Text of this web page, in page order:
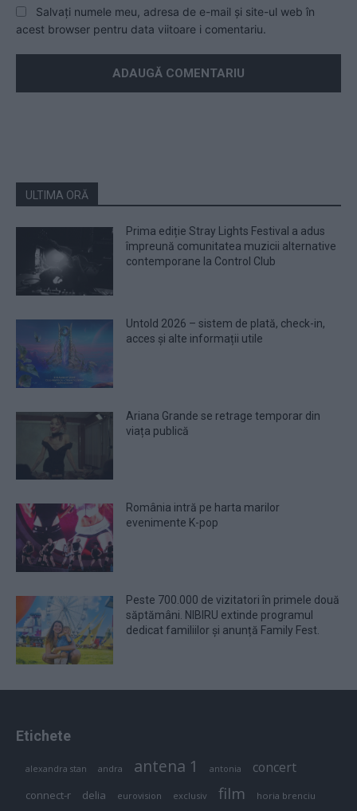
Salvați numele meu, adresa de e-mail și site-ul web în
acest browser pentru data viitoare i comentariu.
ULTIMA ORĂ
Prima ediție Stray Lights Festival a adus
împreună comunitatea muzicii alternative
contemporane la Control Club
Untold 2026 – sistem de plată, check-in,
acces și alte informații utile
Ariana Grande se retrage temporar din
viața publică
România intră pe harta marilor
evenimente K-pop
Peste 700.000 de vizitatori în primele două
săptămâni. NIBIRU extinde programul
dedicat familiilor și anunță Family Fest.
Etichete
alexandra stan andra antena 1 antonia concert
connect-r delia eurovision exclusiv film horia brenciu